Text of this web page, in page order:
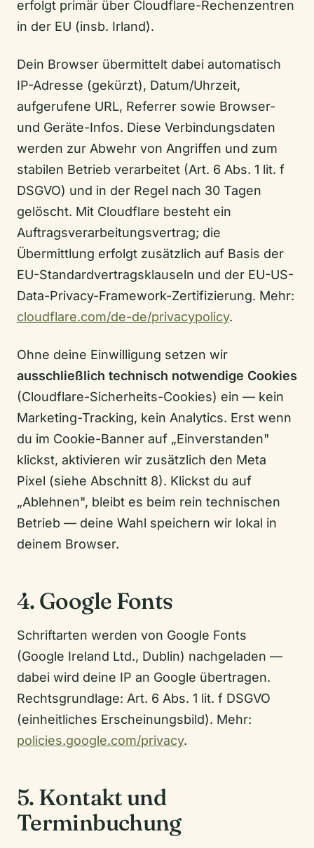
erfolgt primär über Cloudflare-Rechenzentren
in der EU (insb. Irland).
Dein Browser übermittelt dabei automatisch
IP-Adresse (gekürzt), Datum/Uhrzeit,
aufgerufene URL, Referrer sowie Browser-
und Geräte-Infos. Diese Verbindungsdaten
werden zur Abwehr von Angriffen und zum
stabilen Betrieb verarbeitet (Art. 6 Abs. 1 lit. f
DSGVO) und in der Regel nach 30 Tagen
gelöscht. Mit Cloudflare besteht ein
Auftragsverarbeitungsvertrag; die
Übermittlung erfolgt zusätzlich auf Basis der
EU-Standardvertragsklauseln und der EU-US-
Data-Privacy-Framework-Zertifizierung. Mehr:
cloudflare.com/de-de/privacypolicy.
Ohne deine Einwilligung setzen wir
ausschließlich technisch notwendige Cookies
(Cloudflare-Sicherheits-Cookies) ein — kein
Marketing-Tracking, kein Analytics. Erst wenn
du im Cookie-Banner auf „Einverstanden"
klickst, aktivieren wir zusätzlich den Meta
Pixel (siehe Abschnitt 8). Klickst du auf
„Ablehnen", bleibt es beim rein technischen
Betrieb — deine Wahl speichern wir lokal in
deinem Browser.
4. Google Fonts
Schriftarten werden von Google Fonts
(Google Ireland Ltd., Dublin) nachgeladen —
dabei wird deine IP an Google übertragen.
Rechtsgrundlage: Art. 6 Abs. 1 lit. f DSGVO
(einheitliches Erscheinungsbild). Mehr:
policies.google.com/privacy.
5. Kontakt und
Terminbuchung